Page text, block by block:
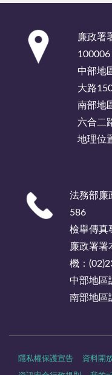
廉政署
中部地
大路
南部地
六合二
地理位
法務部廉
586
檢舉傳真
廉政署署
機：
中部地區
南部地區
隱私權保護宣告 資料開